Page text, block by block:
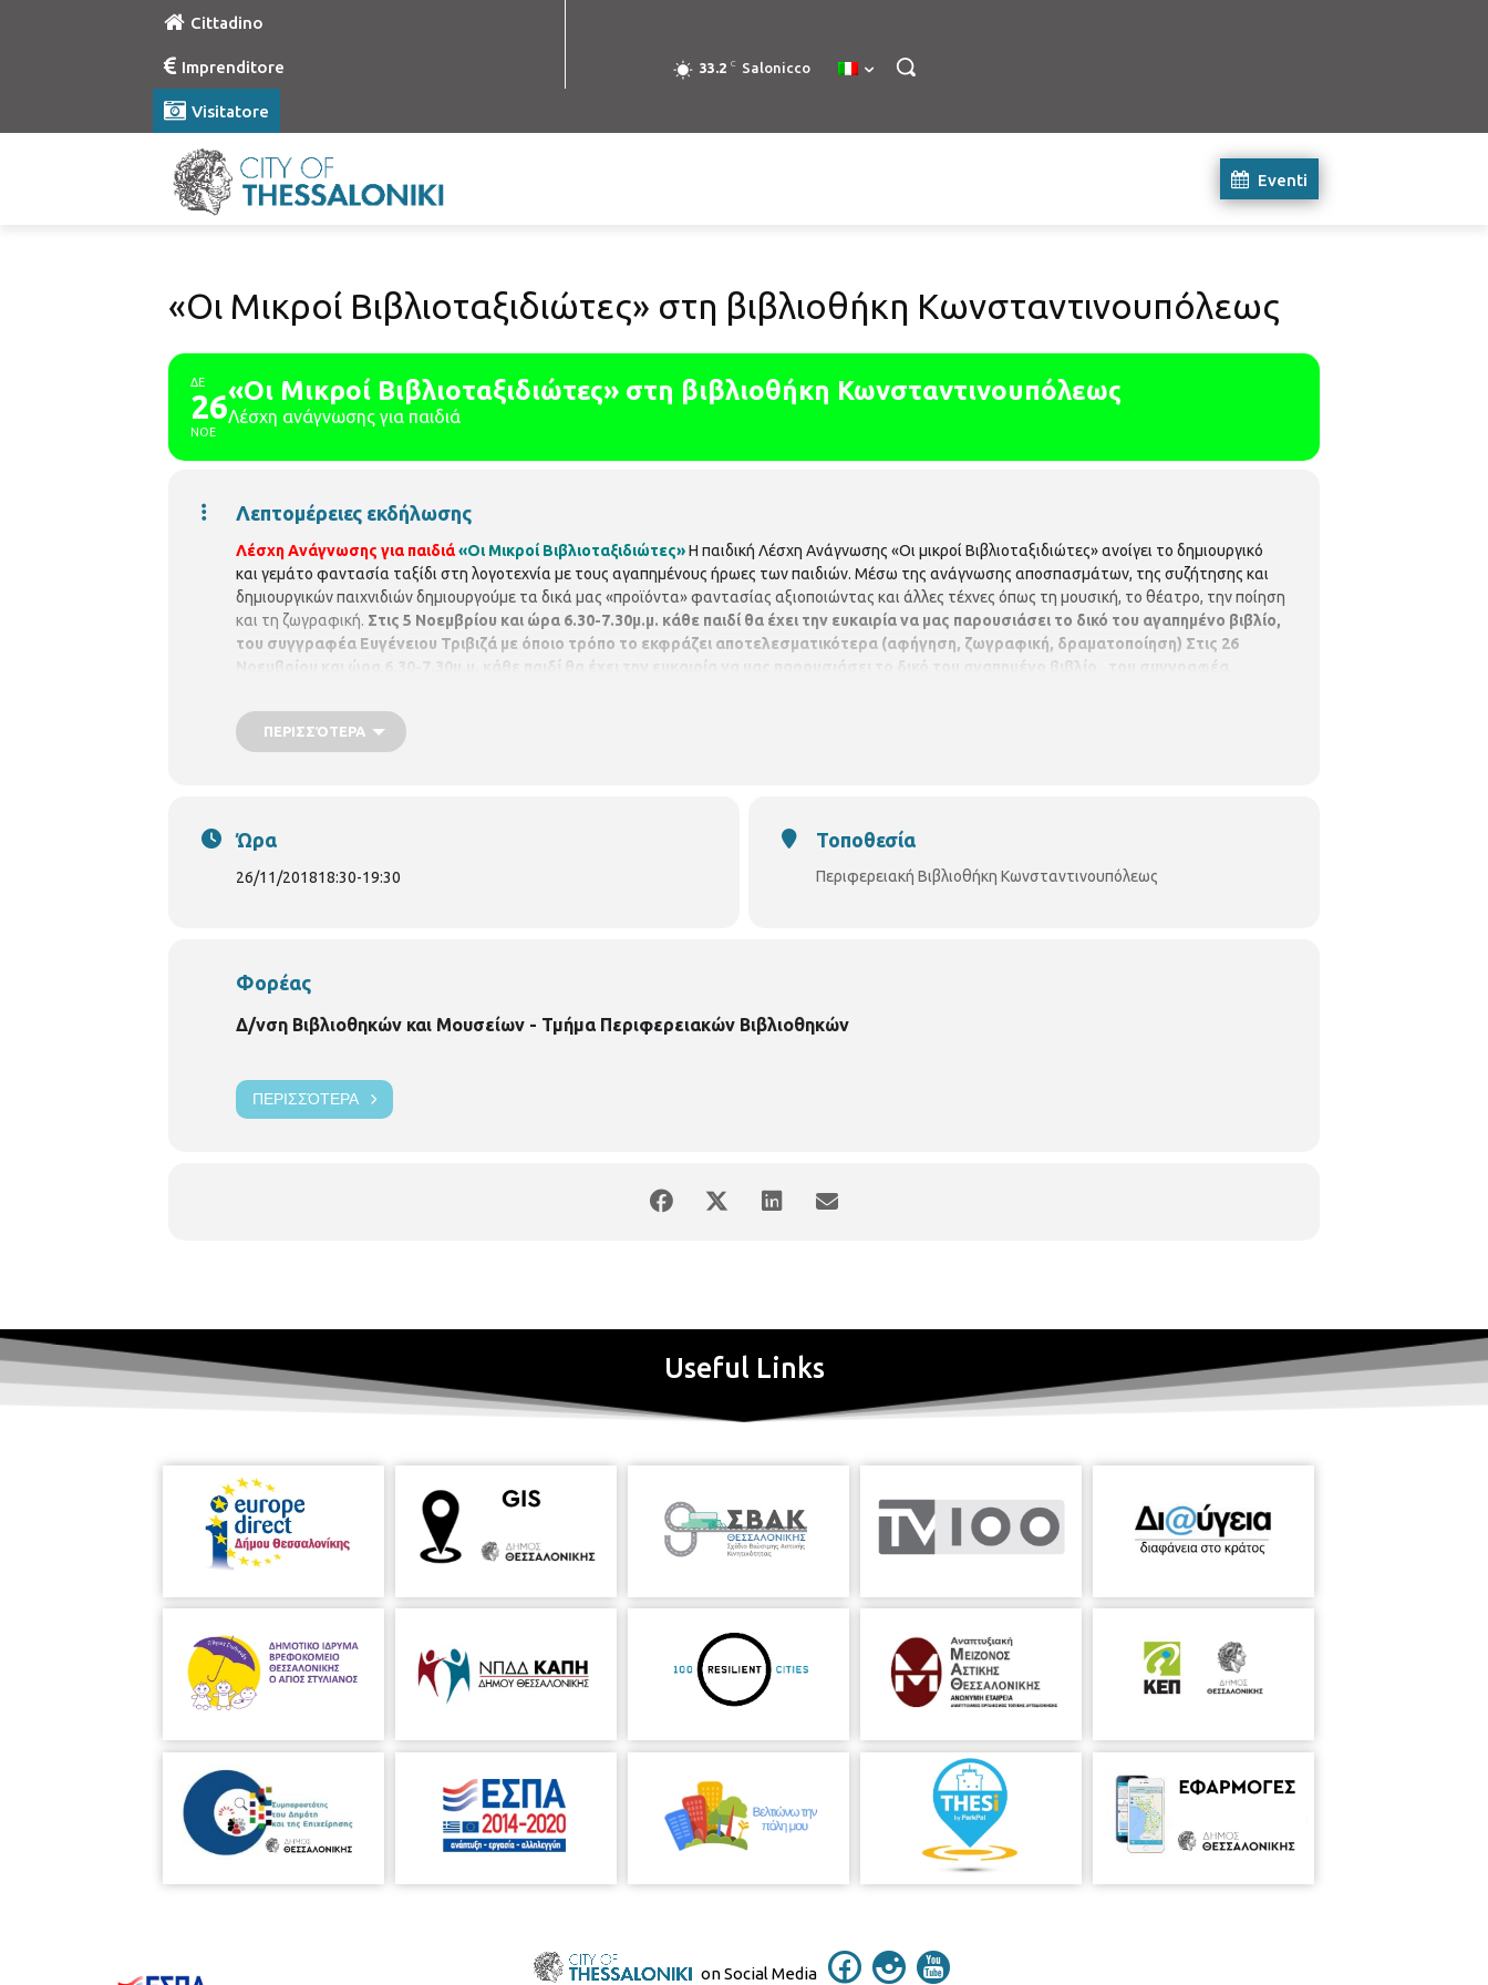
Cittadino
Imprenditore
Visitatore
33.2 C Salonicco
Eventi
«Οι Μικροί Βιβλιοταξιδιώτες» στη βιβλιοθήκη Κωνσταντινουπόλεως
ΔΕ
26
ΝΟΕ
«Οι Μικροί Βιβλιοταξιδιώτες» στη βιβλιοθήκη Κωνσταντινουπόλεως
Λέσχη ανάγνωσης για παιδιά
Λεπτομέρειες εκδήλωσης
Λέσχη Ανάγνωσης για παιδιά«Οι Μικροί Βιβλιοταξιδιώτες»Η παιδική Λέσχη Ανάγνωσης «Οι μικροί Βιβλιοταξιδιώτες» ανοίγει το δημιουργικό
και γεμάτο φαντασία ταξίδι στη λογοτεχνία με τους αγαπημένους ήρωες των παιδιών. Μέσω της ανάγνωσης αποσπασμάτων, της συζήτησης και
δημιουργικών παιχνιδιών δημιουργούμε τα δικά μας «προϊόντα» φαντασίας αξιοποιώντας και άλλες τέχνες όπως τη μουσική, το θέατρο, την ποίηση
και τη ζωγραφική. Στις 5 Νοεμβρίου και ώρα 6.30-7.30μ.μ. κάθε παιδί θα έχει την ευκαιρία να μας παρουσιάσει το δικό του αγαπημένο βιβλίο,
του συγγραφέα Ευγένειου Τριβιζά με όποιο τρόπο το εκφράζει αποτελεσματικότερα (αφήγηση, ζωγραφική, δραματοποίηση) Στις 26
Νοεμβρίου και ώρα 6.30-7.30μ.μ. κάθε παιδί θα έχει την ευκαιρία να μας παρουσιάσει το δικό του αγαπημένο βιβλίο, του συγγραφέα
Υπεύθυνη της Παιδικής Λέσχης Ανάγνωσης η εκπαιδευτικός Ευθυμία Βλάχου.
15 παιδιά).Περιφερειακή Βιβλιοθήκη Κωνσταντινουπόλεως.
ΠΕΡΙΣΣΌΤΕΡΑ
Ώρα
26/11/201818:30-19:30
Τοποθεσία
Περιφερειακή Βιβλιοθήκη Κωνσταντινουπόλεως
Φορέας
Δ/νση Βιβλιοθηκών και Μουσείων - Τμήμα Περιφερειακών Βιβλιοθηκών
ΠΕΡΙΣΣΌΤΕΡΑ
Useful Links
on Social Media